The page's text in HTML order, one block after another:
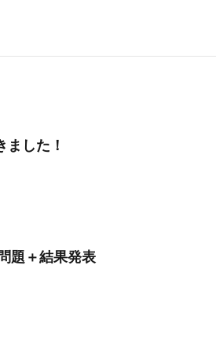
ました！
題＋結果発表